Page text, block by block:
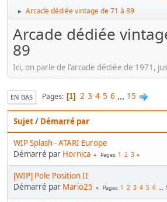
► Arcade dédiée vintage de 71 à 89
Arcade dédiée
89
Ici, on parle de l'arcade dédiée de 1971,
EN BAS Pages 1 2 3 4 5 6 ... 15
Sujet/ Démarré par
WIP Splash - ATARI Europe
Démarré par Hornica Pages 1 2 3
[WIP] Pole Position II
Démarré par Mario25 Pages 1 2 3 4 5 6 ...